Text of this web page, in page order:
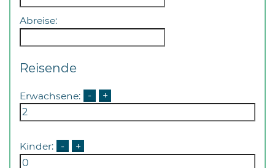
Abreise:
Reisende
Erwachsene: - +
Kinder: - +